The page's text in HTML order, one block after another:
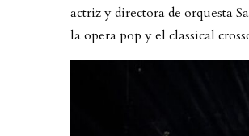
actriz y directora de orquesta
la opera pop y el classical